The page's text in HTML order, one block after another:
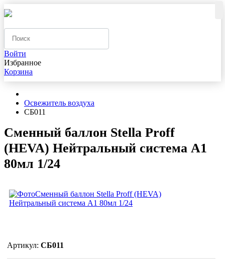
Войти
Избранное
Корзина
Освежитель воздуха
СБ011
Сменный баллон Stella Proff
(HEVA) Нейтральный система А1
80мл 1/24
Артикул: СБ011